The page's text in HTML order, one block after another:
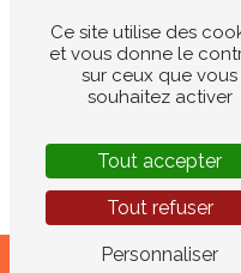
location
location de
location professionnels
location bureau
- 2026 - Tous
Ce site utilise des
et vous donne le
sur ceux que vous
souhaitez activer
Tout accepter
Tout refuser
Personnaliser